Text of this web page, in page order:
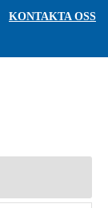
KONTAKTA OSS